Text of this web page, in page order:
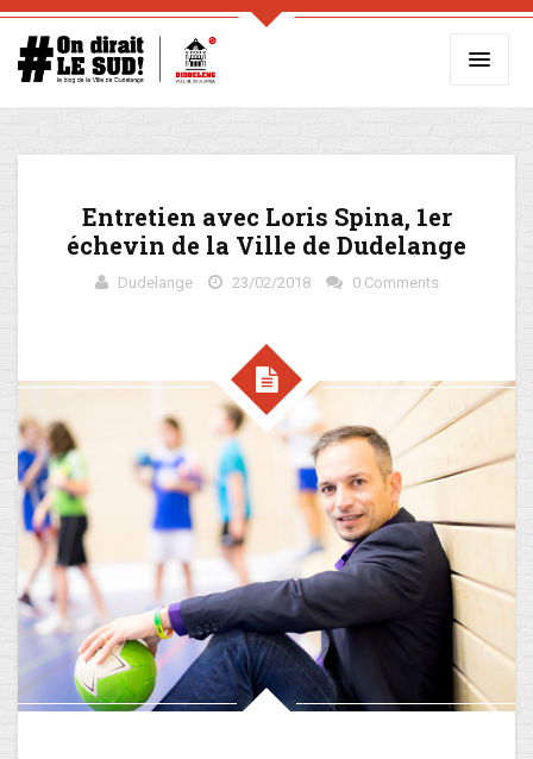
Entretien avec Loris Spina, 1er
échevin de la Ville de Dudelange
Dudelange 23/02/2018 0 Comments